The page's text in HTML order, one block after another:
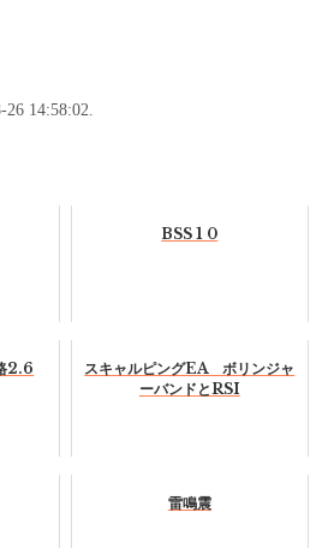
26 14:58:02.
BSS 1 0
2.6
スキャルピングEA ボリンジャ
ーバンドとRSI
雷鳴震